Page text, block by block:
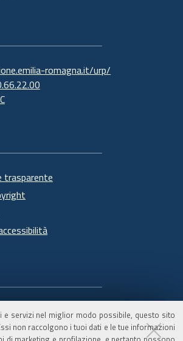
servizi nel miglior modo possibile, questo sito
non raccolgono i tuoi dati e le tue informazioni
romagna.it/urp/
trasparente